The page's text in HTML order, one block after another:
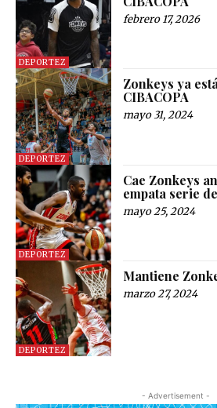
DEPORTEZ
febrero 17, 2026
DEPORTEZ
Zonkeys ya
CIBACOPA
mayo 31, 2024
DEPORTEZ
Cae Zonkeys
empata serie
mayo 25, 2024
DEPORTEZ
Mantiene
marzo 27, 2024
- Advertisement -